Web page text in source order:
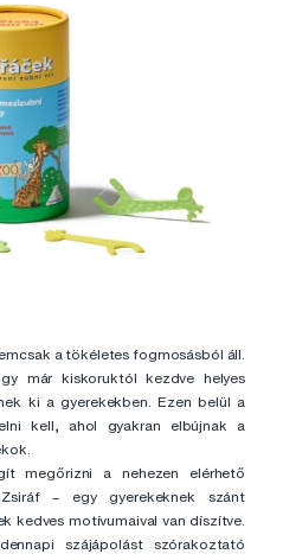
a tökéletes fogmosásból áll.
már kiskoruktól kezdve helyes
ki a gyerekekben. Ezen belül a
kell, ahol gyakran elbújnak a
megőrizni a nehezen elérhető
– egy gyerekeknek szánt
kedves motívumaival van díszítve.
szájápolást szórakoztató